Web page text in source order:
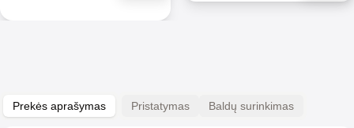
Prekės aprašymas Pristatymas Baldų surinkimas